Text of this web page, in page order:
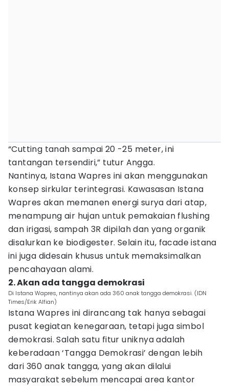
“Cutting tanah sampai 20 -25 meter, ini
tantangan tersendiri,” tutur Angga.
Nantinya, Istana Wapres ini akan menggunakan
konsep sirkular terintegrasi. Kawasasan Istana
Wapres akan memanen energi surya dari atap,
menampung air hujan untuk pemakaian flushing
dan irigasi, sampah 3R dipilah dan yang organik
disalurkan ke biodigester. Selain itu, facade istana
ini juga didesain khusus untuk memaksimalkan
pencahayaan alami.
2. Akan ada tangga demokrasi
Di Istana Wapres, nantinya akan ada 360 anak tangga demokrasi. (IDN
Times/Erik Alfian)
Istana Wapres ini dirancang tak hanya sebagai
pusat kegiatan kenegaraan, tetapi juga simbol
demokrasi. Salah satu fitur uniknya adalah
keberadaan ‘Tangga Demokrasi’ dengan lebih
dari 360 anak tangga, yang akan dilalui
masyarakat sebelum mencapai area kantor